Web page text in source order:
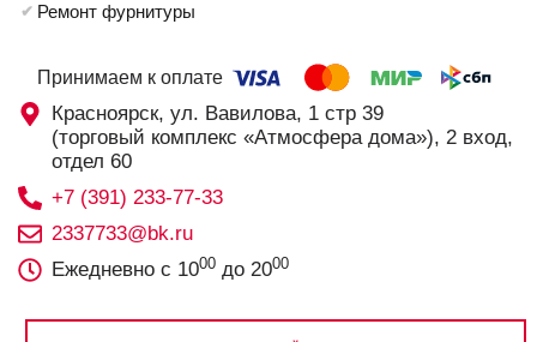
Ремонт фурнитуры
Принимаем к оплате
Красноярск, ул. Вавилова, 1 стр 39
(торговый комплекс «Атмосфера дома»), 2 вход,
отдел 60
+7 (391) 233-77-33
2337733@bk.ru
Ежедневно с 1000 до 2000